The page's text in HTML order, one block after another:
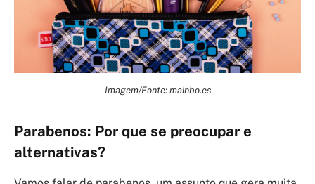
Imagem/Fonte: mainbo.es
Parabenos: Por que se preocupar e
alternativas?